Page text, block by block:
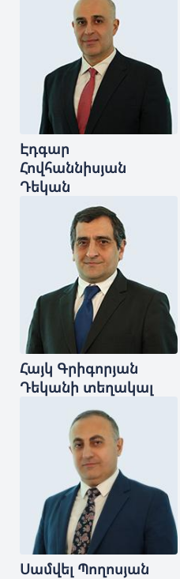
Էդգար
Հովհաննիսյան
Դեկան
Հայկ Գրիգորյան
Դեկանի տեղակալ
Սամվել Պողոսյան